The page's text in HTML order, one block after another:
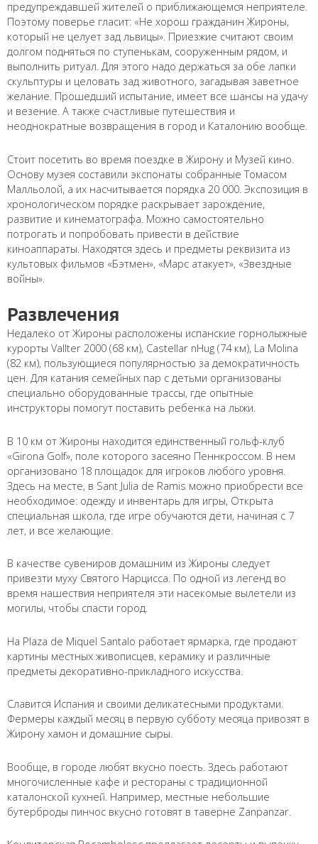
предупреждавшей жителей о приближающемся неприятеле.
Поэтому поверье гласит: «Не хорош гражданин Жироны,
который не целует зад львицы». Приезжие считают своим
долгом подняться по ступенькам, сооруженным рядом, и
выполнить ритуал. Для этого надо держаться за обе лапки
скульптуры и целовать зад животного, загадывая заветное
желание. Прошедший испытание, имеет все шансы на удачу
и везение. А также счастливые путешествия и
неоднократные возвращения в город и Каталонию вообще.
Стоит посетить во время поездке в Жирону и Музей кино.
Основу музея составили экспонаты собранные Томасом
Малльолой, а их насчитывается порядка 20 000. Экспозиция в
хронологическом порядке раскрывает зарождение,
развитие и кинематографа. Можно самостоятельно
потрогать и попробовать привести в действие
киноаппараты. Находятся здесь и предметы реквизита из
культовых фильмов «Бэтмен», «Марс атакует», «Звездные
войны».
Развлечения
Недалеко от Жироны расположены испанские горнолыжные
курорты Vallter 2000 (68 км), Castellar nHug (74 км), La Molina
(82 км), пользующиеся популярностью за демократичность
цен. Для катания семейных пар с детьми организованы
специально оборудованные трассы, где опытные
инструкторы помогут поставить ребенка на лыжи.
В 10 км от Жироны находится единственный гольф-клуб
«Girona Golf», поле которого засеяно Пеннкроссом. В нем
организовано 18 площадок для игроков любого уровня.
Здесь на месте, в Sant Julia de Ramis можно приобрести все
необходимое: одежду и инвентарь для игры, Открыта
специальная школа, где игре обучаются дети, начиная с 7
лет, и все желающие.
В качестве сувениров домашним из Жироны следует
привезти муху Святого Нарцисса. По одной из легенд во
время нашествия неприятеля эти насекомые вылетели из
могилы, чтобы спасти город.
На Plaza de Miquel Santalo работает ярмарка, где продают
картины местных живописцев, керамику и различные
предметы декоративно-прикладного искусства.
Славится Испания и своими деликатесными продуктами.
Фермеры каждый месяц в первую субботу месяца привозят в
Жирону хамон и домашние сыры.
Вообще, в городе любят вкусно поесть. Здесь работают
многочисленные кафе и рестораны с традиционной
каталонской кухней. Например, местные небольшие
бутерброды пинчос вкусно готовят в таверне Zanpanzar.
Имя*
Как к Вам обращаться?
Телефон *
Введите номер Вашего телефона +__(____) ___-__-___
Перезвоните мне